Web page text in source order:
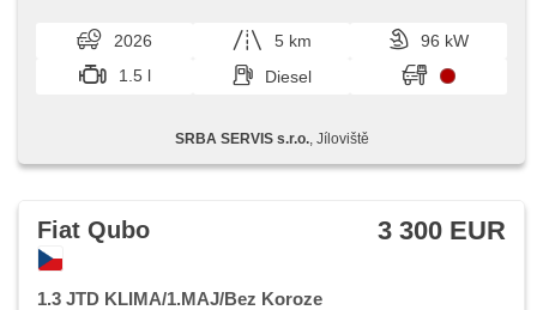
Überwachung der Ermüdung des Fahrers, isofix, parkovací
senzory zadní, asistent rozjezdu do kopce (HSA),
zatmavená zadní skla, Android Auto, Apple CarPlay,
asistent jízdy v jízdním pruhu, digitální příjem rádia (DAB),
2026 5 km
96 kW
1.5 l
Diesel
SRBA SERVIS s.r.o., Jíloviště
Fiat Qubo 3 300 EUR
1.3 JTD KLIMA/1.MAJ/Bez Koroze